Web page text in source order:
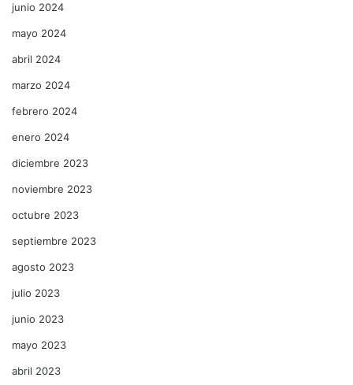
junio 2024
mayo 2024
abril 2024
marzo 2024
febrero 2024
enero 2024
diciembre 2023
noviembre 2023
octubre 2023
septiembre 2023
agosto 2023
julio 2023
junio 2023
mayo 2023
abril 2023